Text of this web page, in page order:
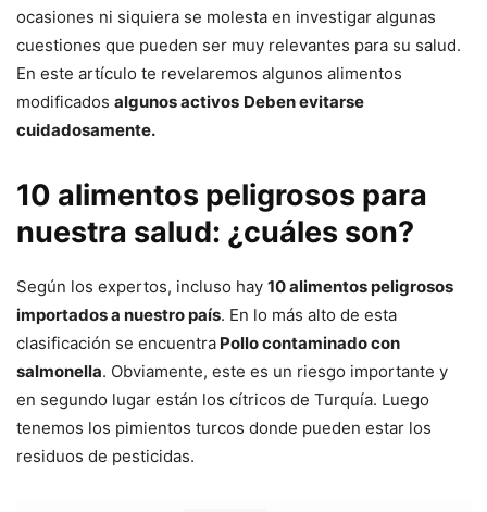
ocasiones ni siquiera se molesta en investigar algunas
cuestiones que pueden ser muy relevantes para su salud.
En este artículo te revelaremos algunos alimentos
modificados algunos activos Deben evitarse
cuidadosamente.
10 alimentos peligrosos para
nuestra salud: ¿cuáles son?
Según los expertos, incluso hay 10 alimentos peligrosos
importados a nuestro país. En lo más alto de esta
clasificación se encuentra Pollo contaminado con
salmonella. Obviamente, este es un riesgo importante y
en segundo lugar están los cítricos de Turquía. Luego
tenemos los pimientos turcos donde pueden estar los
residuos de pesticidas.